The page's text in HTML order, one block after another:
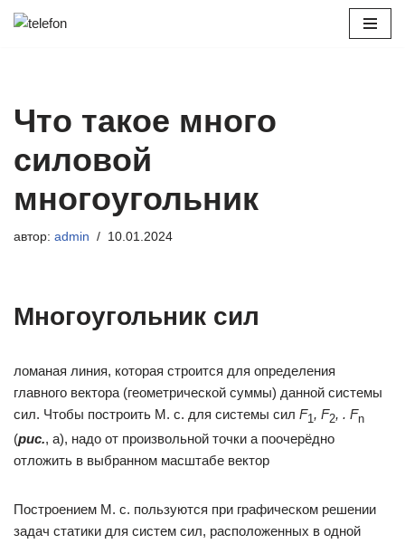
Что такое много
силовой
многоугольник
автор: admin 10.01.2024
Многоугольник сил
ломаная линия, которая строится для определения
главного вектора (геометрической суммы) данной системы
сил. Чтобы построить М. с. для системы сил F1, F2, . Fn
(рис., а), надо от произвольной точки а поочерёдно
отложить в выбранном масштабе вектор
Построением М. с. пользуются при графическом решении
задач статики для систем сил, расположенных в одной